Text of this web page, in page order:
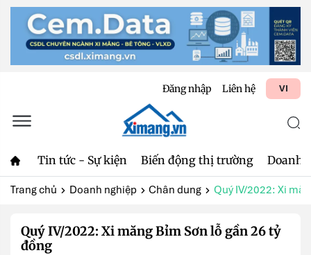
Đăng nhập Liên hệ VI
Tin tức - Sự kiện Biến động thị trường Doanh
Trang chủ Doanh nghiệp Chân dung Quý IV/2022: Xi
Quý IV/2022: Xi măng Bỉm Sơn lỗ gần 26 tỷ
đồng